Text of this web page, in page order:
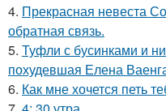
4. Прекрасная невеста
обратная связь.
5. Туфли с бусинками и
похудевшая Елена
6. Как мне хочется петь